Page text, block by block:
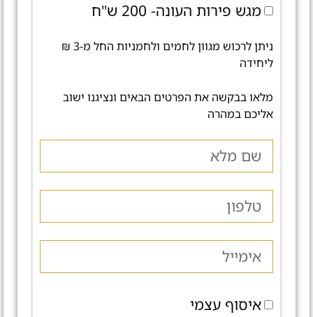
מגש פירות העונה- 200 ש"ח
ניתן לרכוש מגוון לחמים ולחמניות החל מ-3 ₪
ליחידה
מלאו בבקשה את הפרטים הבאים ונציגנו ישוב
אליכם במהרה
איסוף עצמי